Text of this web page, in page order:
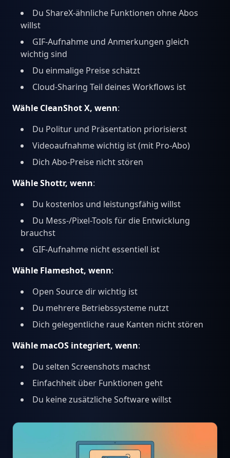
Du ShareX-ähnliche Funktionen ohne Abos
willst
GIF-Aufnahme und Anmerkungen gleich
wichtig sind
Du einmalige Preise schätzt
Cloud-Sharing Teil deines Workflows ist
Wähle CleanShot X, wenn:
Du Politur und Präsentation priorisierst
Videoaufnahme wichtig ist (mit Pro-Abo)
Dich Abo-Preise nicht stören
Wähle Shottr, wenn:
Du kostenlos und leistungsfähig willst
Du Mess-/Pixel-Tools für die Entwicklung
brauchst
GIF-Aufnahme nicht essentiell ist
Wähle Flameshot, wenn:
Open Source dir wichtig ist
Du mehrere Betriebssysteme nutzt
Dich gelegentliche raue Kanten nicht stören
Wähle macOS integriert, wenn:
Du selten Screenshots machst
Einfachheit über Funktionen geht
Du keine zusätzliche Software willst